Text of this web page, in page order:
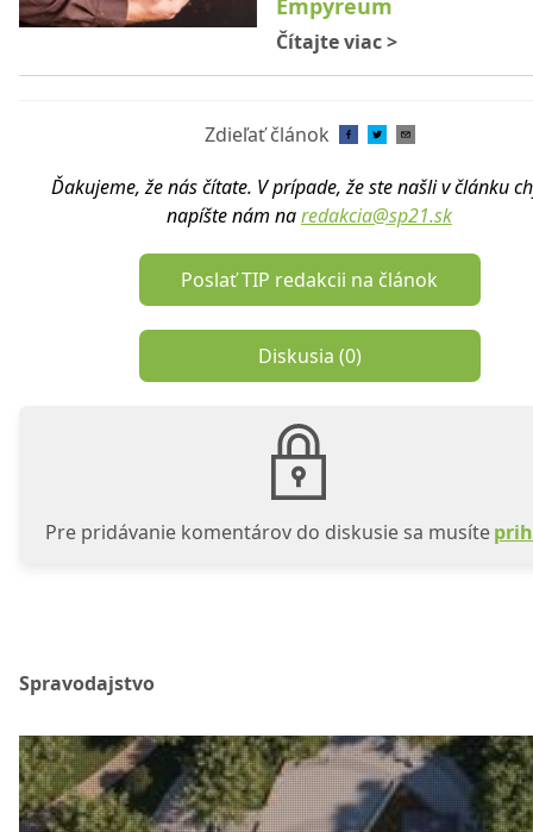
Empyreum
Čítajte viac>
Zdieľať článok
Ďakujeme, že nás čítate. V prípade, že ste našli v článku
napíšte nám naredakcia@sp21.sk
Poslať TIP redakcii na článok
Diskusia (0)
Pre pridávanie komentárov do diskusie sa musíte
Spravodajstvo